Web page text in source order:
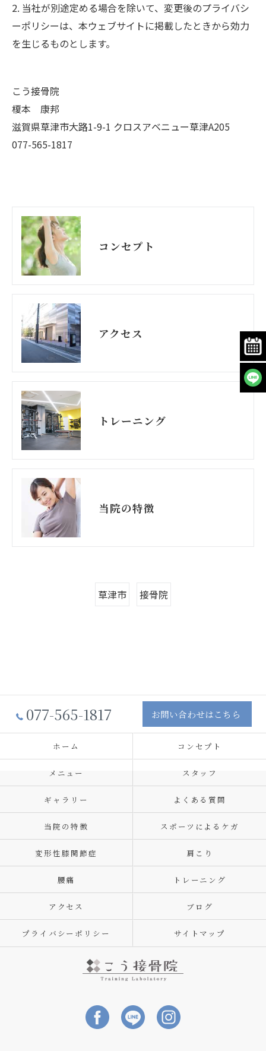
2. 当社が別途定める場合を除いて、変更後のプライバシ
ーポリシーは、本ウェブサイトに掲載したときから効力
を生じるものとします。
こう接骨院
榎本 康邦
滋賀県草津市大路1-9-1 クロスアベニュー草津A205
077-565-1817
コンセプト
アクセス
トレーニング
当院の特徴
草津市 接骨院
077-565-1817 お問い合わせはこちら
ホーム コンセプト
メニュー スタッフ
ギャラリー よくある質問
当院の特徴 スポーツによるケガ
変形性膝関節症 肩こり
腰痛 トレーニング
アクセス ブログ
プライバシーポリシー サイトマップ